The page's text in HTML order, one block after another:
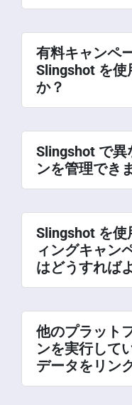
有料キャンペ
Slingshot を使
か？
Slingshot で異
ンを管理でき
Slingshot を使
ィングキャン
はどうすれば
他のプラット
ンを実行して
データをリン